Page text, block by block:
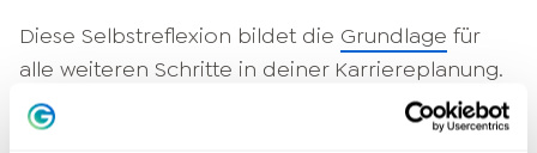
Diese Selbstreflexion bildet die Grundlage für
alle weiteren Schritte in deiner Karriereplanung.​
2. Ziele definieren